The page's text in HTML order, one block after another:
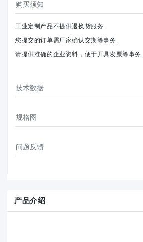
购买须知
工业定制产品不提供退换货服务.
您提交的订单需厂家确认交期等事务.
请提供准确的企业资料，便于开具发票等事务.
技术数据
规格图
问题反馈
产品介绍